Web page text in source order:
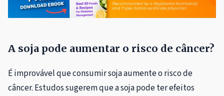
A soja pode aumentar o risco de câncer?
É improvável que consumir soja aumente o risco de
câncer. Estudos sugerem que a soja pode ter efeitos